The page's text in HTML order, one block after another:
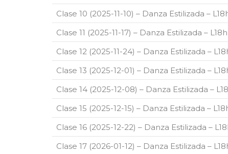
Clase 10 (2025-11-10) – Danza Estilizada –
Clase 11 (2025-11-17) – Danza Estilizada –
Clase 12 (2025-11-24) – Danza Estilizada –
Clase 13 (2025-12-01) – Danza Estilizada –
Clase 14 (2025-12-08) – Danza Estilizada –
Clase 15 (2025-12-15) – Danza Estilizada –
Clase 16 (2025-12-22) – Danza Estilizada –
Clase 17 (2026-01-12) – Danza Estilizada –